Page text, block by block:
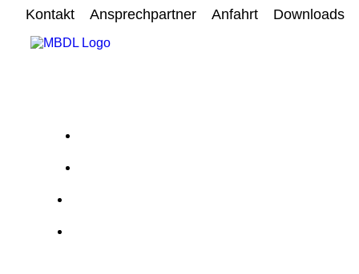
Kontakt Ansprechpartner Anfahrt Downloads